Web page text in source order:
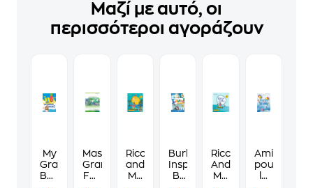
Μαζί με αυτό, οι
περισσότεροι αγοράζουν
My
Grammar
Book
Mastering
Grammar
For
Ricco
and
Me
Burlington
Inspire
B1
Ricco
And
Me
Amis
pour
la